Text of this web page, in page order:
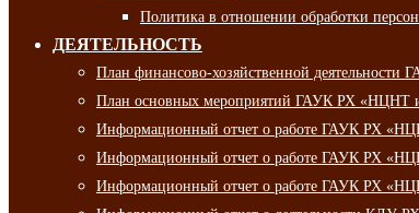
Политика в отношении обработки
ДЕЯТЕЛЬНОСТЬ
План финансово-хозяйственной
План основных мероприятий ГАУК РХ «НЦНТ
Информационный отчет о работе ГАУК РХ
Информационный отчет о работе ГАУК РХ
Информационный отчет о работе ГАУК РХ